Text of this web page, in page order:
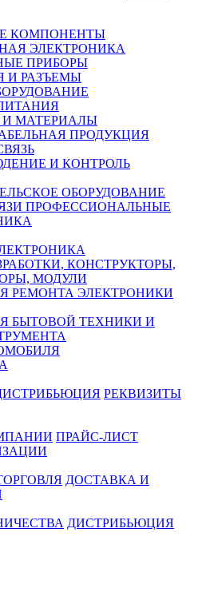
КОМПОНЕНТЫ
ЭЛЕКТРОНИКА
ПРИБОРЫ
И РАЗЪЕМЫ
МАТЕРИАЛЫ
ПРОДУКЦИЯ
И КОНТРОЛЬ
ОБОРУДОВАНИЕ
ПРОФЕССИОНАЛЬНЫЕ
КОНСТРУКТОРЫ,
МОДУЛИ
РЕМОНТА ЭЛЕКТРОНИКИ
БЫТОВОЙ ТЕХНИКИ И
РЕКВИЗИТЫ
ПРАЙС-ЛИСТ
ДОСТАВКА И
ДИСТРИБЬЮЦИЯ